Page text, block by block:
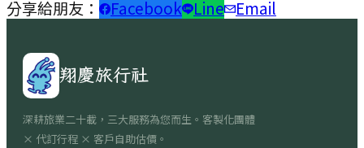
分享給朋友：
Facebook Line Email
翔慶旅行社
深耕旅業二十載，三大服務為您而生。客製化團體
× 代訂行程 × 客戶自助估價。